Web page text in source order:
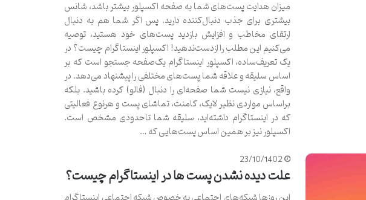
میزان هدایت پست‌های شما به صفحه اکسپلور بیشتر باشد، شانس
بیشتری برای جذب دنبال‌کننده دارید. پس اگر شما هم به دنبال
ارتقای مخاطب و افزایش بازدید پست‌های خود هستید، توصیه
می‌کنیم این مطلب را ازدست‌ندهید! اکسپلور اینستاگرام چیست؟ در
یک تعریف‌ساده، اکسپلور اینستاگرام یک‌صفحه جستجو است که بر
اساس سلیقه و علاقه شما پست‌های مختلفی را پیشنهاد می‌دهد. در
واقع، نیازی نیست شما صفحه‌ای را دنبال (فالو) کرده باشید. بلکه
براساس مواردی نظیر لایک، کامنت، تماشای پست و هرنوع فعالیتی
که در اینستاگرام داشته‌اید، سلیقه شما تاحدودی مشخص است.
اکسپلور نیز بر همین اساس پست‌هایی که …
23/10/1402
علت دیده نشدن پست ها در اینستاگرام چیست؟